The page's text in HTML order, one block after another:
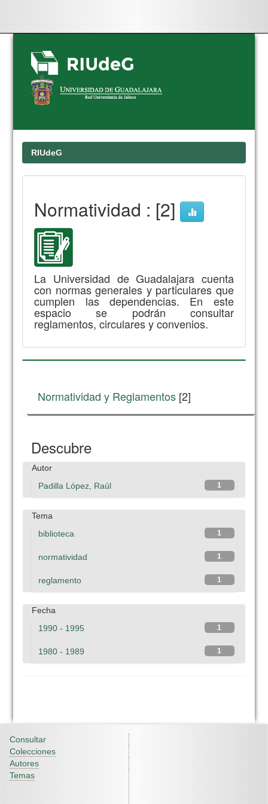
Skip
navigation
RIUdeG
Normatividad : [2]
La Universidad de Guadalajara cuenta
con normas generales y particulares que
cumplen las dependencias. En este
espacio se podrán consultar
reglamentos, circulares y convenios.
Normatividad y Reglamentos [2]
Descubre
Autor
1
Padilla López, Raúl
Tema
1
biblioteca
1
normatividad
1
reglamento
Fecha
1
1990 - 1995
1
1980 - 1989
Consultar
Colecciones
Autores
Temas